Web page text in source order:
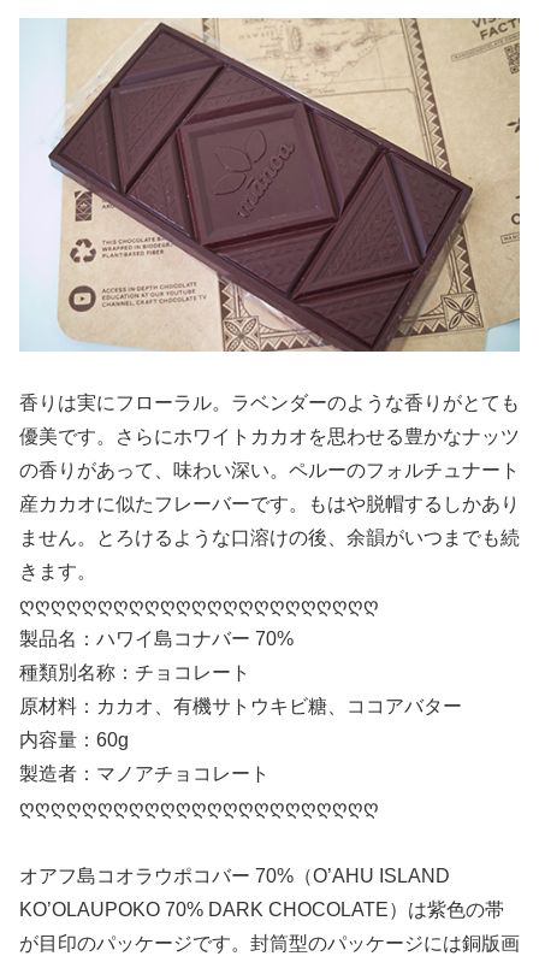
香りは実にフローラル。ラベンダーのような香りがとても
優美です。さらにホワイトカカオを思わせる豊かなナッツ
の香りがあって、味わい深い。ペルーのフォルチュナート
産カカオに似たフレーバーです。もはや脱帽するしかあり
ません。とろけるような口溶けの後、余韻がいつまでも続
きます。
ღღღღღღღღღღღღღღღღღღღღღღღ
製品名：ハワイ島コナバー 70%
種類別名称：チョコレート
原材料：カカオ、有機サトウキビ糖、ココアバター
内容量：60g
製造者：マノアチョコレート
ღღღღღღღღღღღღღღღღღღღღღღღ
オアフ島コオラウポコバー 70%（O’AHU ISLAND
KO’OLAUPOKO 70% DARK CHOCOLATE）は紫色の帯
が目印のパッケージです。封筒型のパッケージには銅版画